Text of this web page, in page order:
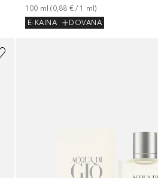
100 ml (0,88 € / 1 ml)
E-KAINA
DOVANA